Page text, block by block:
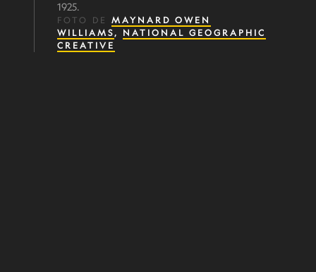
1925.
FOTO DE MAYNARD OWEN
WILLIAMS, NATIONAL GEOGRAPHIC
CREATIVE